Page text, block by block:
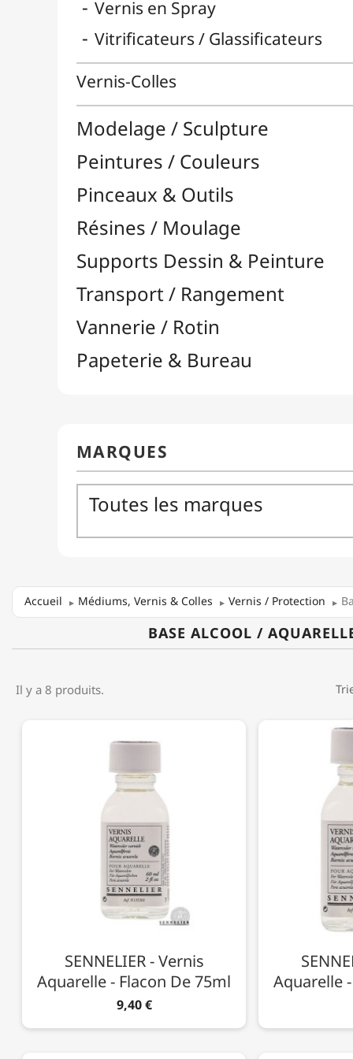
Accueil Médiums, Vernis & Colles Vernis / Protection
BASE ALCOOL /
Il y a 8 produits.
SENNELIER - Vernis
Aquarelle - Flacon De 75ml
9,40 €
Aquarelle